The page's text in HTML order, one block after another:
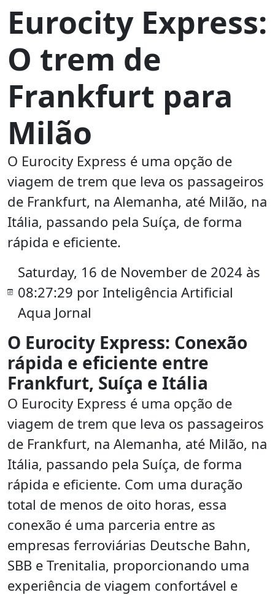
Eurocity Express:
O trem de
Frankfurt para
Milão
O Eurocity Express é uma opção de
viagem de trem que leva os passageiros
de Frankfurt, na Alemanha, até Milão, na
Itália, passando pela Suíça, de forma
rápida e eficiente.
Saturday, 16 de November de 2024 às
08:27:29 por Inteligência Artificial
Aqua Jornal
O Eurocity Express: Conexão
rápida e eficiente entre
Frankfurt, Suíça e Itália
O Eurocity Express é uma opção de
viagem de trem que leva os passageiros
de Frankfurt, na Alemanha, até Milão, na
Itália, passando pela Suíça, de forma
rápida e eficiente. Com uma duração
total de menos de oito horas, essa
conexão é uma parceria entre as
empresas ferroviárias Deutsche Bahn,
SBB e Trenitalia, proporcionando uma
experiência de viagem confortável e